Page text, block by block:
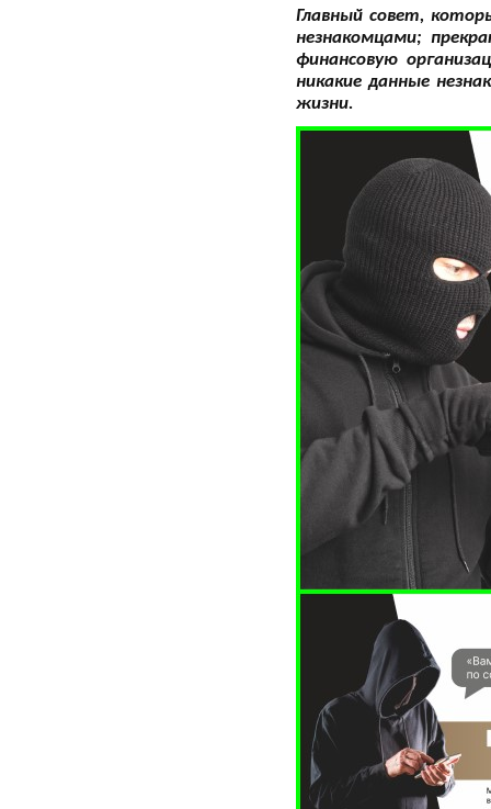
Главный совет,
незнакомцами;
финансовую
никакие данные
жизни.